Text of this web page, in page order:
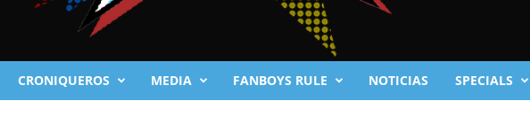
CRONIQUEROS MEDIA FANBOYS RULE NOTICIAS SPECIALS